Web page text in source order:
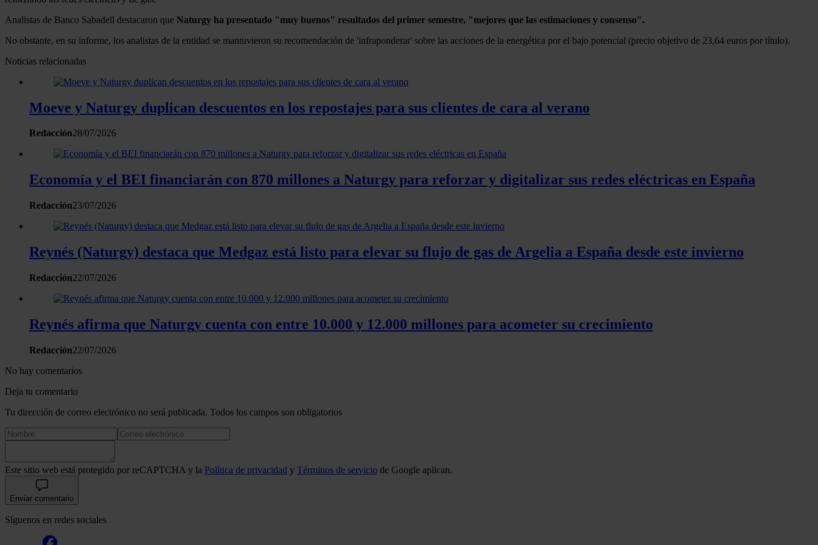
Analistas de Banco Sabadell destacaron que Naturgy ha presentado "muy buenos" resultados del primer semestre, "mejores que las estimaciones y consenso".
No obstante, en su informe, los analistas de la entidad se mantuvieron su recomendación de 'infraponderar' sobre las acciones de la energética por el bajo potencial (precio objetivo de 23,64 euros por título).
Noticias relacionadas
Moeve y Naturgy duplican descuentos en los repostajes para sus clientes de cara al verano
Redacción28/07/2026
Economía y el BEI financiarán con 870 millones a Naturgy para reforzar y digitalizar sus redes eléctricas en España
Redacción23/07/2026
Reynés (Naturgy) destaca que Medgaz está listo para elevar su flujo de gas de Argelia a España desde este invierno
Redacción22/07/2026
Reynés afirma que Naturgy cuenta con entre 10.000 y 12.000 millones para acometer su crecimiento
Redacción22/07/2026
No hay comentarios
Deja tu comentario
Tu dirección de correo electrónico no será publicada. Todos los campos son obligatorios
Este sitio web está protegido por reCAPTCHA y la Política de privacidad y Términos de servicio de Google aplican.
Enviar comentario
Síguenos en redes sociales